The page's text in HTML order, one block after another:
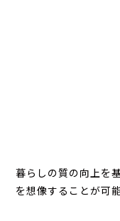
暮らしの質の向上を
を想像することが可